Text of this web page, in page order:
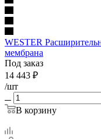
WESTER
мембрана
Под заказ
14 443 ₽
/шт
В корзину